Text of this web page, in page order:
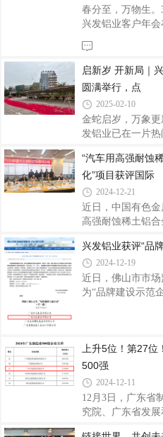
聚焦建筑铝型材核
化布局双轮驱动
17.7%，创下历史
完成浙江湖州项
春分至，万物生。
兴发铝业客户年
庆、公司领导班子
作伙伴以及兴发
展规划，共同见证
启新岁 开新局｜
圆满举行，点
2025-02-10
金蛇启岁，万象
发铝业已在一片
着喜庆的气息，
程。鞭炮齐鸣启新
一场燃放鞭炮仪式
着开工吉时的临
域，鞭炮被点燃
红红火火、蒸蒸日
事顺遂，公司精心
“汽车用高强耐蚀
化”项目获评国际
2024-12-21
近日，中国有色
高强耐蚀稀土铝
公司、佛山大学、
请了中铝科学技术
技大学教授连芳、
国、中国有研科
资料，通过讨论
兴发铝业获评“品
2024-12-19
近日，佛山市市
为“品牌建设示范
业自1984年创立
作，以标准推动企
定超160项，并通
术文件和质量控
量保证体系，产
可。长期以来公司
上升5位！第27
500强
2024-12-11
12月3日，广东省
究院、广东省发